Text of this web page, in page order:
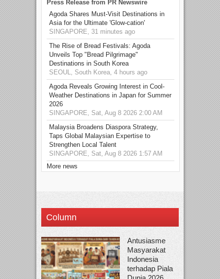
Press Release from PR Newswire
Agoda Shares Must-Visit Destinations in
Asia for the Ultimate 'Glow-cation'
SINGAPORE, 31 minutes ago
The Rise of Bread Festivals: Agoda
Unveils Top "Bread Pilgrimage"
Destinations in South Korea
SEOUL, South Korea, 4 hours ago
Agoda Reveals Growing Interest in Cool-
Weather Destinations in Japan for Summer
2026
SINGAPORE, Sat, Aug 8 2026 2:00 AM
Malaysia Broadens Diaspora Strategy,
Taps Global Malaysian Expertise to
Strengthen Local Talent
SINGAPORE, Sat, Aug 8 2026 1:57 AM
More news
Column
Antusiasme
Masyarakat
Indonesia
terhadap Piala